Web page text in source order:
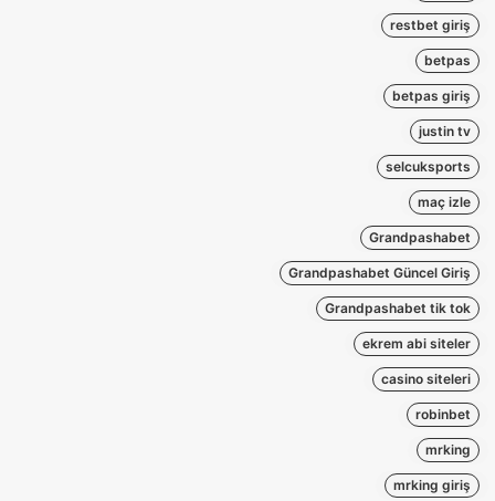
restbet giriş
betpas
betpas giriş
justin tv
selcuksports
maç izle
Grandpashabet
Grandpashabet Güncel Giriş
Grandpashabet tik tok
ekrem abi siteler
casino siteleri
robinbet
mrking
mrking giriş